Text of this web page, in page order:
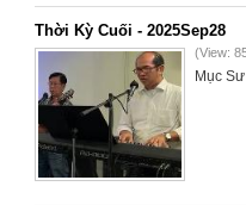
Thời Kỳ Cuối - 2025Sep28
(View:
Mục